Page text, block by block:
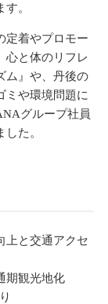
。
定着やプロモー
心と体のリフレ
ム』や、丹後の
ミや環境問題に
グループ社員
た。
上と交通アクセ
期観光地化